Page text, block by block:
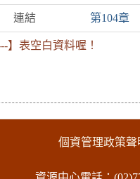
連結 第104章
】表空白資料喔！
個資管理政策聲